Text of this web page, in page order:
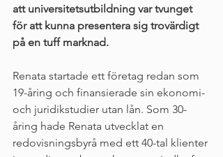
att universitetsutbildning var tvunget
för att kunna presentera sig trovärdigt
på en tuff marknad.
Renata startade ett företag redan som
19-åring och finansierade sin ekonomi-
och juridikstudier utan lån. Som 30-
åring hade Renata utvecklat en
redovisningsbyrå med ett 40-tal klienter